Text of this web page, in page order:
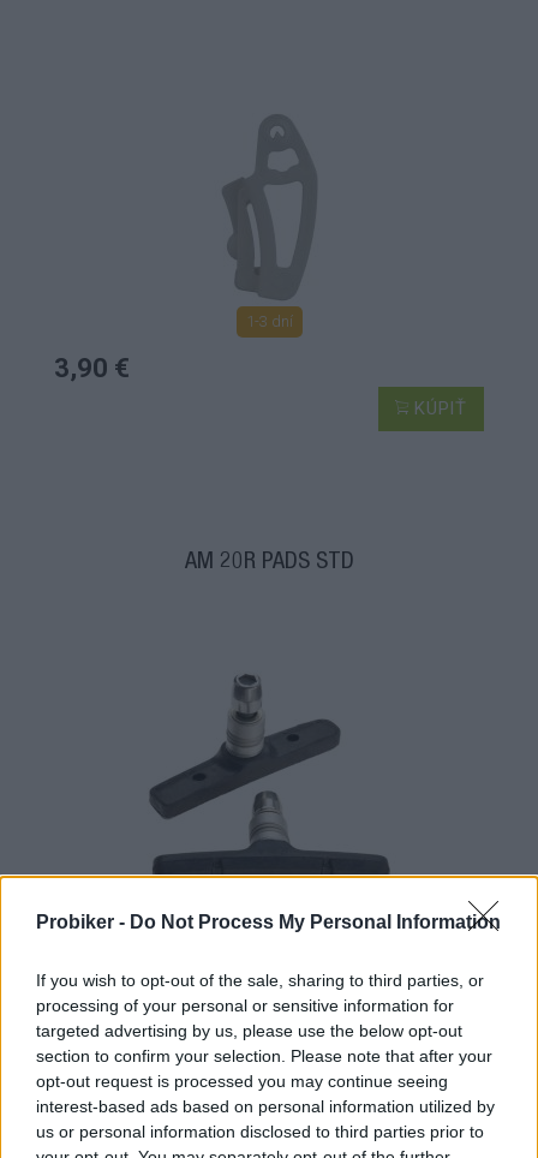
Probiker - Do Not Process My Personal Information
If you wish to opt-out of the sale, sharing to third parties, or
processing of your personal or sensitive information for
targeted advertising by us, please use the below opt-out
section to confirm your selection. Please note that after your
opt-out request is processed you may continue seeing
interest-based ads based on personal information utilized by
us or personal information disclosed to third parties prior to
1-3 dní
3,90 €
KÚPIŤ
AM 20R PADS STD
KÚPIŤ
CRING MTB 22T 10SP 64 ST MTBLK